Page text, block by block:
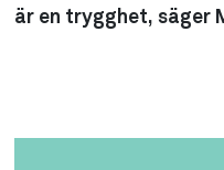
är en trygghet, säger